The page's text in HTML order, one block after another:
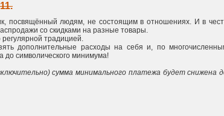
посвящённый людям, не состоящим в отношениях. И в
со скидками на разные товары.
традицией.
дополнительные расходы на себя и, по
до символического минимума!
сумма минимального платежа будет снижена